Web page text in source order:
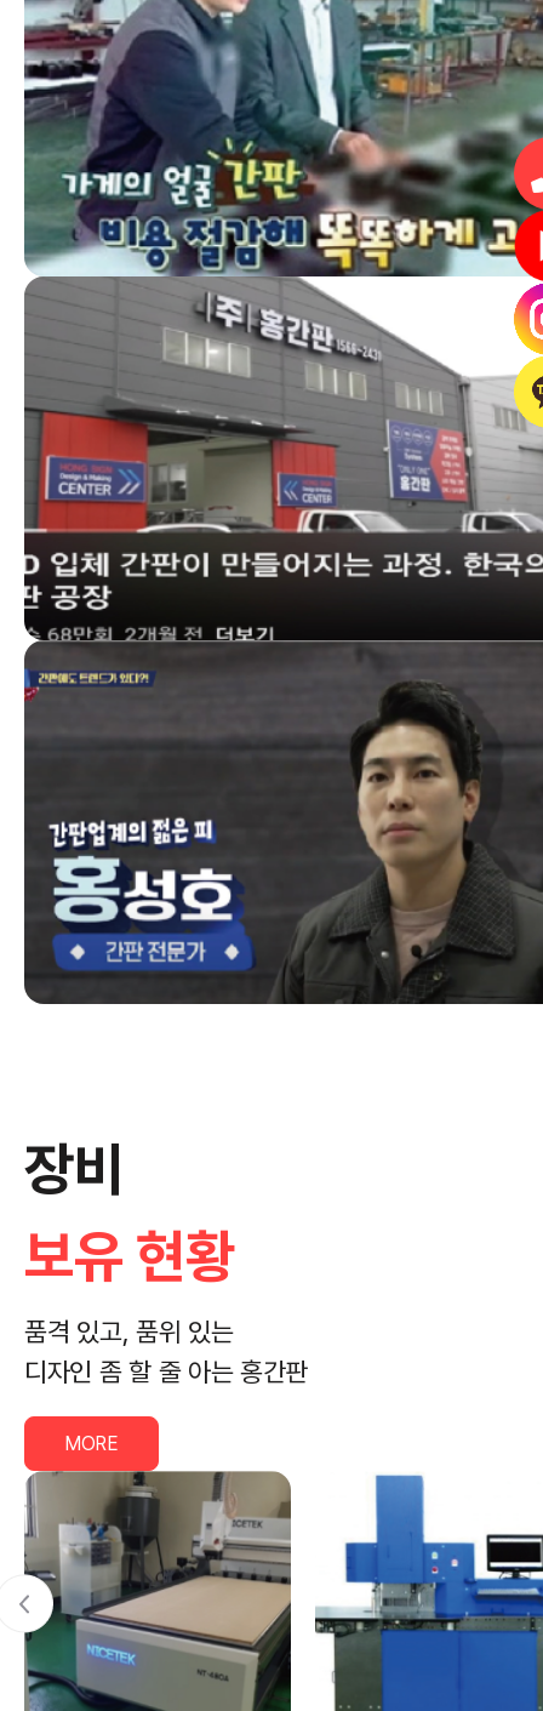
장비
보유 현황
품격 있고, 품위 있는
디자인 좀 할 줄 아는 홍간판
MORE